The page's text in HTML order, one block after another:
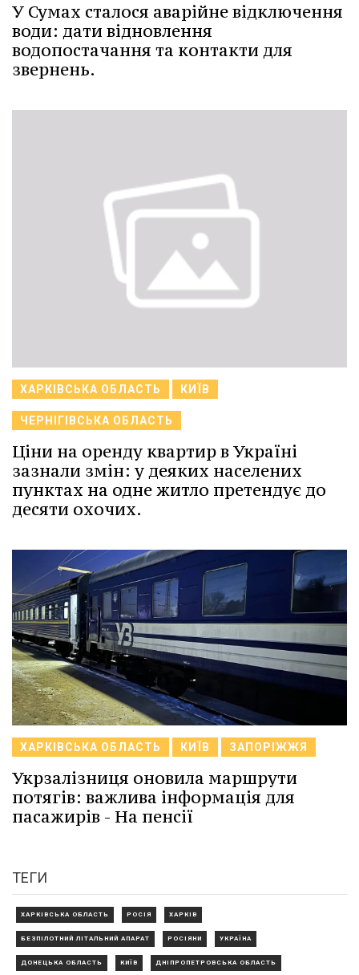
У Сумах сталося аварійне відключення
води: дати відновлення
водопостачання та контакти для
звернень.
ХАРКІВСЬКА ОБЛАСТЬ КИЇВ
ЧЕРНІГІВСЬКА ОБЛАСТЬ
Ціни на оренду квартир в Україні
зазнали змін: у деяких населених
пунктах на одне житло претендує до
десяти охочих.
ХАРКІВСЬКА ОБЛАСТЬ КИЇВ ЗАПОРІЖЖЯ
Укрзалізниця оновила маршрути
потягів: важлива інформація для
пасажирів - На пенсії
ТЕГИ
ХАРКІВСЬКА ОБЛАСТЬ РОСІЯ ХАРКІВ
БЕЗПІЛОТНИЙ ЛІТАЛЬНИЙ АПАРАТ РОСІЯНИ УКРАЇНА
ДОНЕЦЬКА ОБЛАСТЬ КИЇВ ДНІПРОПЕТРОВСЬКА ОБЛАСТЬ